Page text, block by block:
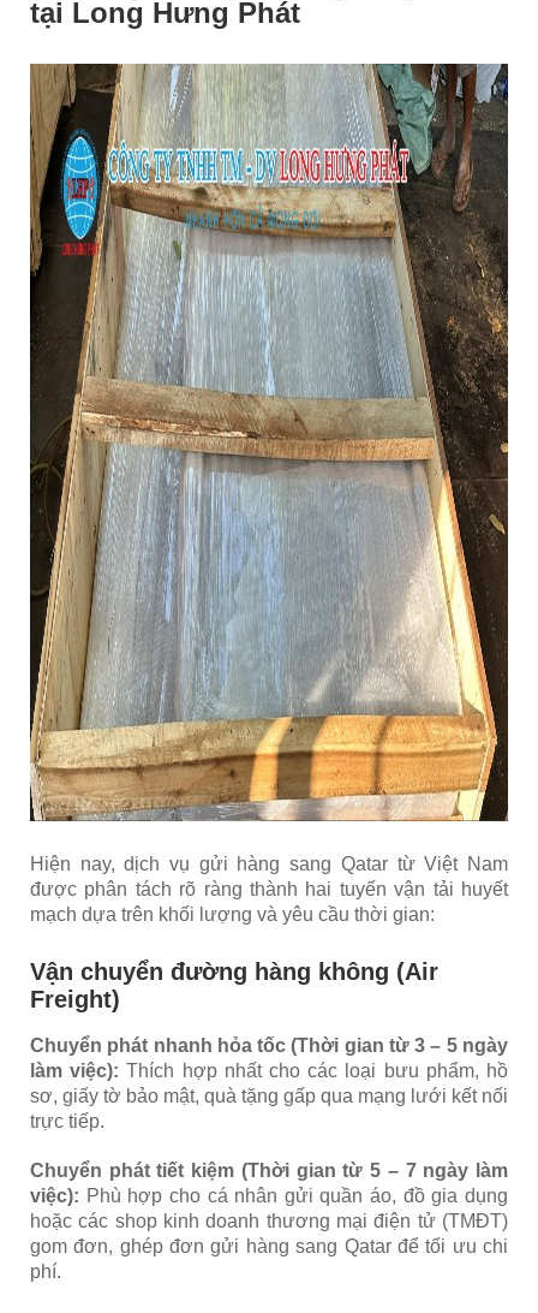
tại Long Hưng Phát
Hiện nay, dịch vụ gửi hàng sang Qatar từ Việt Nam
được phân tách rõ ràng thành hai tuyến vận tải huyết
mạch dựa trên khối lượng và yêu cầu thời gian:
Vận chuyển đường hàng không (Air
Freight)
Chuyển phát nhanh hỏa tốc (Thời gian từ 3 – 5 ngày
làm việc): Thích hợp nhất cho các loại bưu phẩm, hồ
sơ, giấy tờ bảo mật, quà tặng gấp qua mạng lưới kết nối
trực tiếp.
Chuyển phát tiết kiệm (Thời gian từ 5 – 7 ngày làm
việc): Phù hợp cho cá nhân gửi quần áo, đồ gia dụng
hoặc các shop kinh doanh thương mại điện tử (TMĐT)
gom đơn, ghép đơn gửi hàng sang Qatar để tối ưu chi
phí.